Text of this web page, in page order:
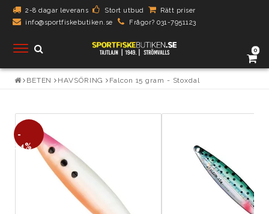
2-8 dagar leverans Stort utbud
Rätt priser
info@sportfiskebutiken.se
Frågor? 031-7951123
0
Toggle
navigation
BETEN HAVSÖRING Falcon 15 gram - Stoxdal
-
14%